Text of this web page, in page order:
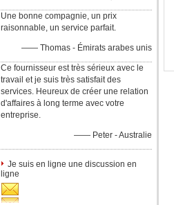
Une bonne compagnie, un prix
raisonnable, un service parfait.
—— Thomas - Émirats arabes unis
Ce fournisseur est très sérieux avec le
travail et je suis très satisfait des
services. Heureux de créer une relation
d'affaires à long terme avec votre
entreprise.
—— Peter - Australie
Je suis en ligne une discussion en
ligne